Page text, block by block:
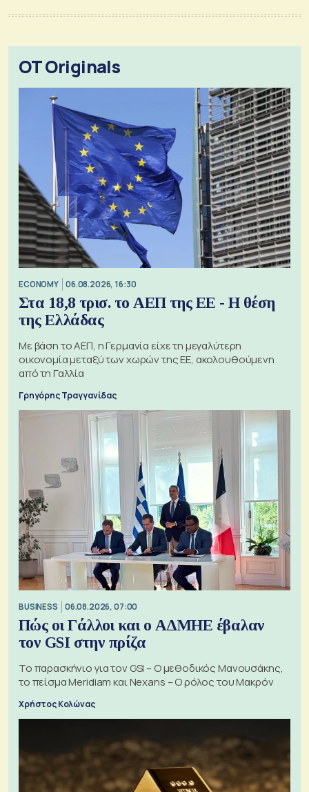
OT Originals
ECONOMY 06.08.2026, 16:30
Στα 18,8 τρισ. το ΑΕΠ της ΕΕ - Η θέση
της Ελλάδας
Με βάση το ΑΕΠ, η Γερμανία είχε τη μεγαλύτερη
οικονομία μεταξύ των χωρών της ΕΕ, ακολουθούμενη
από τη Γαλλία
Γρηγόρης Τραγγανίδας
BUSINESS 06.08.2026, 07:00
Πώς οι Γάλλοι και ο ΑΔΜΗΕ έβαλαν
τον GSI στην πρίζα
Το παρασκήνιο για τον GSI – Ο μεθοδικός Μανουσάκης,
το πείσμα Meridiam και Nexans – Ο ρόλος του Μακρόν
Χρήστος Κολώνας